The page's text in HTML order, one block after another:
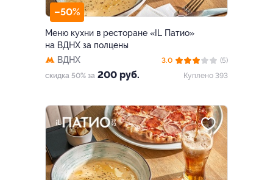
–50%
Меню кухни в ресторане «IL Патио»
на ВДНХ за полцены
ВДНХ
скидка 50% за 200 руб.
3.0
(5)
Куплено 393